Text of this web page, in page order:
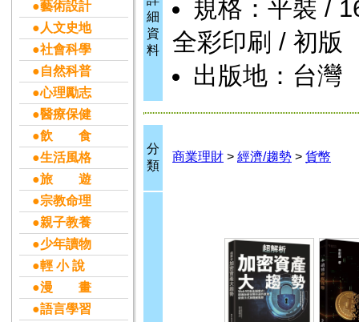
●藝術設計
●人文史地
●社會科學
●自然科普
●心理勵志
●醫療保健
●飲 食
●生活風格
●旅 遊
●宗教命理
●親子教養
●少年讀物
●輕 小 說
●漫 畫
●語言學習
細
資
料
規格：平裝 /
全彩印刷 / 初版
出版地：台灣
分
類
商業理財 > 經濟/趨勢 > 貨幣